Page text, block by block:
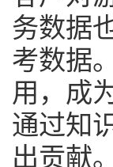
务数据
考数据
用，成
通过知
出贡献